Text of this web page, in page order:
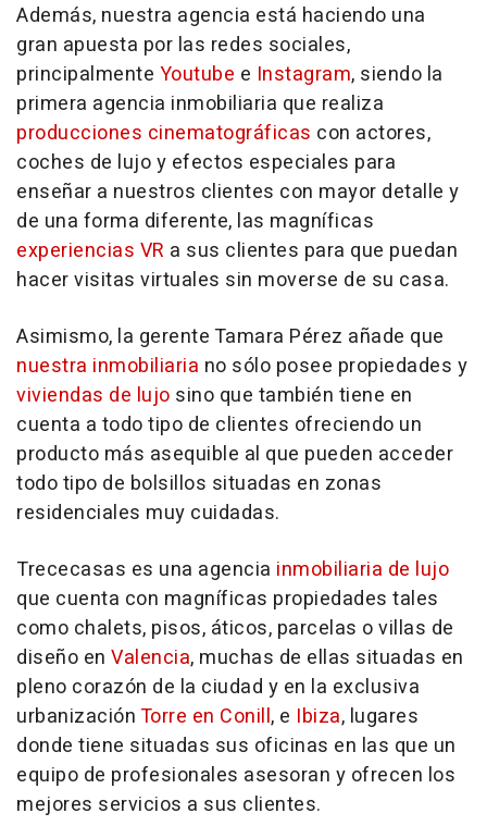
Además, nuestra agencia está haciendo una
gran apuesta por las redes sociales,
principalmente Youtube e Instagram, siendo la
primera agencia inmobiliaria que realiza
producciones cinematográficas con actores,
coches de lujo y efectos especiales para
enseñar a nuestros clientes con mayor detalle y
de una forma diferente, las magníficas
experiencias VR a sus clientes para que puedan
hacer visitas virtuales sin moverse de su casa.
Asimismo, la gerente Tamara Pérez añade que
nuestra inmobiliaria no sólo posee propiedades y
viviendas de lujo sino que también tiene en
cuenta a todo tipo de clientes ofreciendo un
producto más asequible al que pueden acceder
todo tipo de bolsillos situadas en zonas
residenciales muy cuidadas.
Trececasas es una agencia inmobiliaria de lujo
que cuenta con magníficas propiedades tales
como chalets, pisos, áticos, parcelas o villas de
diseño en Valencia, muchas de ellas situadas en
pleno corazón de la ciudad y en la exclusiva
urbanizaciónTorre en Conill, e Ibiza, lugares
donde tiene situadas sus oficinas en las que un
equipo de profesionales asesoran y ofrecen los
mejores servicios a sus clientes.